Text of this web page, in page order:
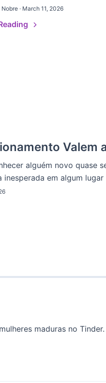
· March 11, 2026
Valem
alguém novo quase
inesperada em algum lugar
maduras no